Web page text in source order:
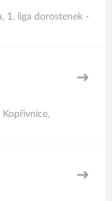
, 1. liga dorostenek -
Kopřivnice,